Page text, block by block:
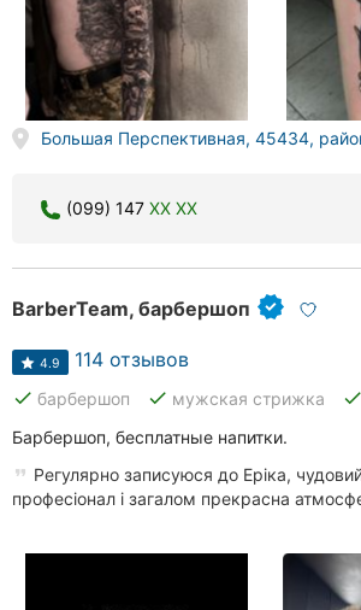
Большая Перспективная, 45434,
(099) 147 XX XX
BarberTeam, барбершоп
4.9 114 отзывов
done барбершоп done мужская стрижка done
Барбершоп, бесплатные напитки.
Регулярно записуюся до Еріка,
професіонал і загалом прекрасна